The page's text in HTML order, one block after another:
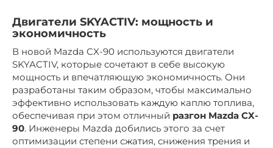
Двигатели SKYACTIV: мощность и
экономичность
В новой Mazda CX-90 используются двигатели
SKYACTIV, которые сочетают в себе высокую
мощность и впечатляющую экономичность. Они
разработаны таким образом, чтобы максимально
эффективно использовать каждую каплю топлива,
обеспечивая при этом отличный разгон Mazda CX-
90. Инженеры Mazda добились этого за счет
оптимизации степени сжатия, снижения трения и